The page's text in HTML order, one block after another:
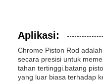
Aplikasi:
Chrome Piston Rod
secara presisi untuk
tahan tertinggi.batang
yang luar biasa terhadap